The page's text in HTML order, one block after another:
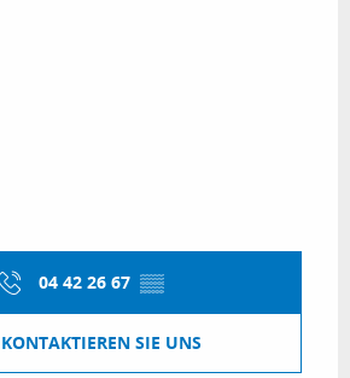
04 42 26 67 ▒▒
KONTAKTIEREN SIE UNS